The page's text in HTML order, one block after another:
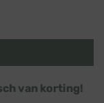
warm wit · Ø 65
van korting!